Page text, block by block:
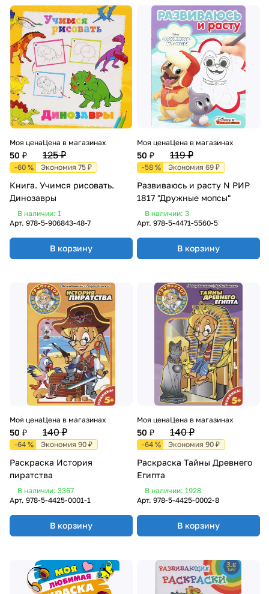
Моя цена
50 ₽
Цена в магазинах
125 ₽
-60 % Экономия 75 ₽
Книга. Учимся рисовать.
Динозавры
В наличии: 1
Арт. 978-5-906843-48-7
В корзину
Моя цена
50 ₽
Цена в магазинах
119 ₽
-58 % Экономия 69 ₽
Развиваюсь и расту N РИР
1817 "Дружные мопсы"
В наличии: 3
Арт. 978-5-4471-5560-5
В корзину
Моя цена
50 ₽
Цена в магазинах
140 ₽
-64 % Экономия 90 ₽
Раскраска История
пиратства
В наличии: 3367
Арт. 978-5-4425-0001-1
В корзину
Моя цена
50 ₽
Цена в магазинах
140 ₽
-64 % Экономия 90 ₽
Раскраска Тайны Древнего
Египта
В наличии: 1928
Арт. 978-5-4425-0002-8
В корзину